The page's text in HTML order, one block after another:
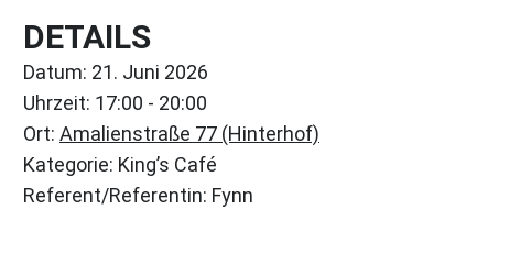
DETAILS
Datum: 21. Juni 2026
Uhrzeit: 17:00 - 20:00
Ort: Amalienstraße 77 (Hinterhof)
Kategorie: King’s Café
Referent/Referentin: Fynn